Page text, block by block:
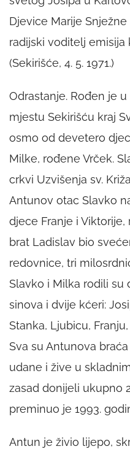
Djevice Marije
radijski voditelj emisija
(Sekirišće, 4. 5. 1971.)
Odrastanje. Rođen je
mjestu Sekirišću kraj
osmo od devetero
Milke, rođene Vrček.
crkvi Uzvišenja sv.
Antunov otac Slavko
djece Franje i
brat Ladislav bio
redovnice, tri
Slavko i Milka rodili su
sinova i dvije kćeri:
Stanka, Ljubicu,
Sva su Antunova
udane i žive u
zasad donijeli ukupno
preminuo je 1993.
Antun je živio lijepo,